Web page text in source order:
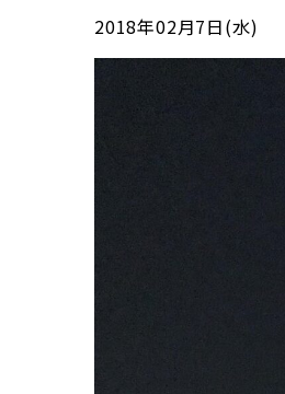
2018年02月7日(水)